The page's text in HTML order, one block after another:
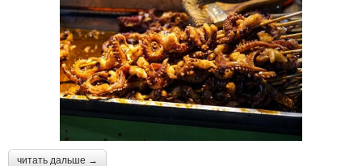
читать дальше →